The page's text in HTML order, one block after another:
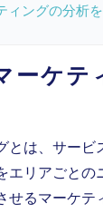
ィングの分析
ーケテ
とは、サービ
エリアごとの
せるマーケテ